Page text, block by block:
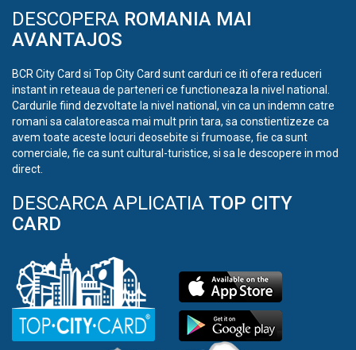
DESCOPERA ROMANIA MAI
AVANTAJOS
BCR City Card si Top City Card sunt carduri ce iti ofera reduceri
instant in reteaua de parteneri ce functioneaza la nivel national.
Cardurile fiind dezvoltate la nivel national, vin ca un indemn catre
romani sa calatoreasca mai mult prin tara, sa constientizeze ca
avem toate aceste locuri deosebite si frumoase, fie ca sunt
comerciale, fie ca sunt cultural-turistice, si sa le descopere in mod
direct.
DESCARCA APLICATIA TOP CITY
CARD